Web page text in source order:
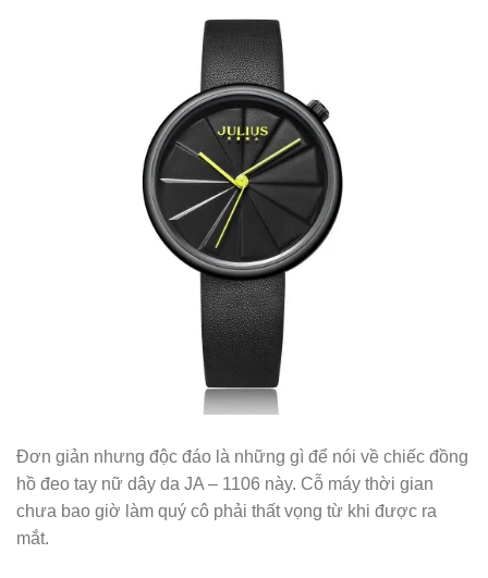
Đơn giản nhưng độc đáo là những gì để nói về chiếc đồng
hồ đeo tay nữ dây da JA – 1106 này. Cỗ máy thời gian
chưa bao giờ làm quý cô phải thất vọng từ khi được ra
mắt.